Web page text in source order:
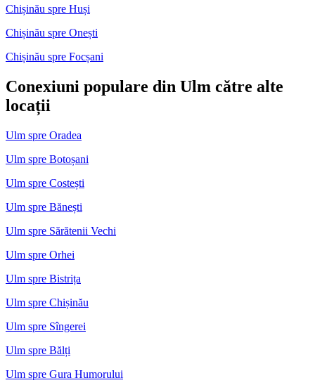
Chișinău spre Huși
Chișinău spre Onești
Chișinău spre Focșani
Conexiuni populare din Ulm către alte
locații
Ulm spre Oradea
Ulm spre Botoșani
Ulm spre Costești
Ulm spre Bănești
Ulm spre Sărătenii Vechi
Ulm spre Orhei
Ulm spre Bistrița
Ulm spre Chișinău
Ulm spre Sîngerei
Ulm spre Bălți
Ulm spre Gura Humorului